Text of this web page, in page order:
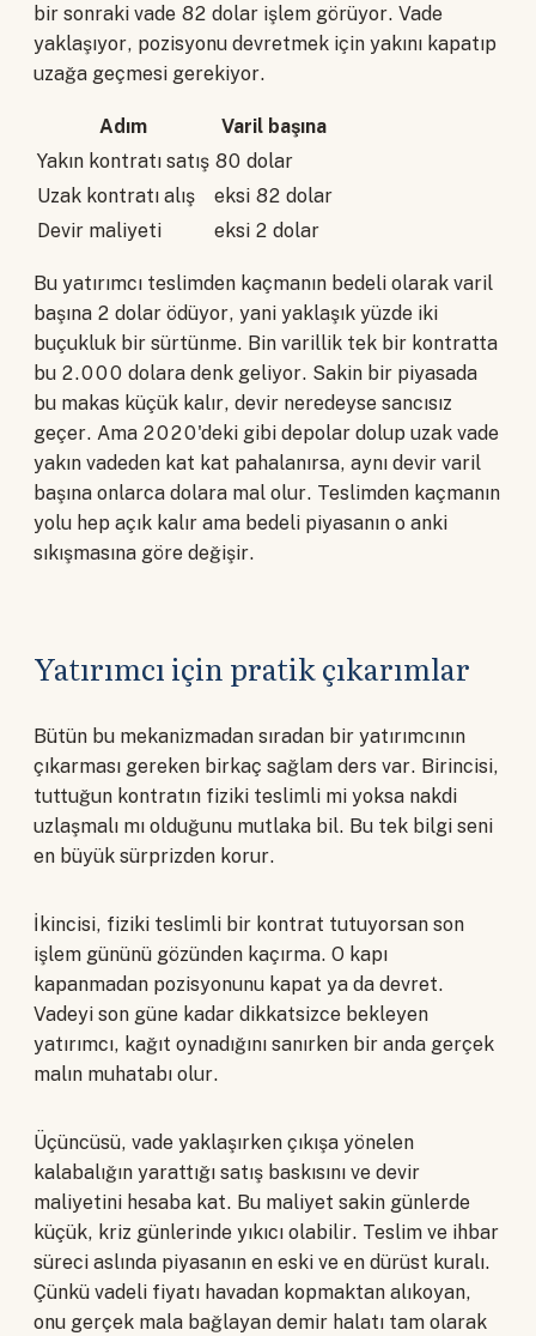
bir sonraki vade 82 dolar işlem görüyor. Vade
yaklaşıyor, pozisyonu devretmek için yakını kapatıp
uzağa geçmesi gerekiyor.
Adım
Varil başına
Yakın kontratı satış 80 dolar
Uzak kontratı alış
eksi 82 dolar
Devir maliyeti
eksi 2 dolar
Bu yatırımcı teslimden kaçmanın bedeli olarak varil
başına 2 dolar ödüyor, yani yaklaşık yüzde iki
buçukluk bir sürtünme. Bin varillik tek bir kontratta
bu 2.000 dolara denk geliyor. Sakin bir piyasada
bu makas küçük kalır, devir neredeyse sancısız
geçer. Ama 2020'deki gibi depolar dolup uzak vade
yakın vadeden kat kat pahalanırsa, aynı devir varil
başına onlarca dolara mal olur. Teslimden kaçmanın
yolu hep açık kalır ama bedeli piyasanın o anki
sıkışmasına göre değişir.
Yatırımcı için pratik çıkarımlar
Bütün bu mekanizmadan sıradan bir yatırımcının
çıkarması gereken birkaç sağlam ders var. Birincisi,
tuttuğun kontratın fiziki teslimli mi yoksa nakdi
uzlaşmalı mı olduğunu mutlaka bil. Bu tek bilgi seni
en büyük sürprizden korur.
İkincisi, fiziki teslimli bir kontrat tutuyorsan son
işlem gününü gözünden kaçırma. O kapı
kapanmadan pozisyonunu kapat ya da devret.
Vadeyi son güne kadar dikkatsizce bekleyen
yatırımcı, kağıt oynadığını sanırken bir anda gerçek
malın muhatabı olur.
Üçüncüsü, vade yaklaşırken çıkışa yönelen
kalabalığın yarattığı satış baskısını ve devir
maliyetini hesaba kat. Bu maliyet sakin günlerde
küçük, kriz günlerinde yıkıcı olabilir. Teslim ve ihbar
süreci aslında piyasanın en eski ve en dürüst kuralı.
Çünkü vadeli fiyatı havadan kopmaktan alıkoyan,
onu gerçek mala bağlayan demir halatı tam olarak